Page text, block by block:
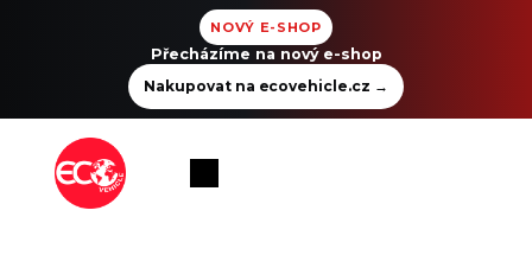
NOVÝ E-SHOP
Přecházíme na nový e-shop
Nakupovat na ecovehicle.cz →
Nákupní